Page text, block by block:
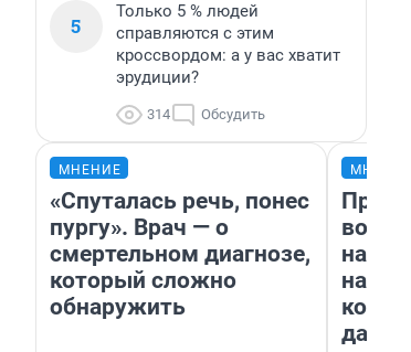
5
Только 5 % людей
справляются с этим
кроссвордом: а у вас хватит
эрудиции?
314 Обсудить
МНЕНИЕ
«Спуталась речь, понес
пургу». Врач — о
смертельном диагнозе,
который сложно
обнаружить
нам
даже